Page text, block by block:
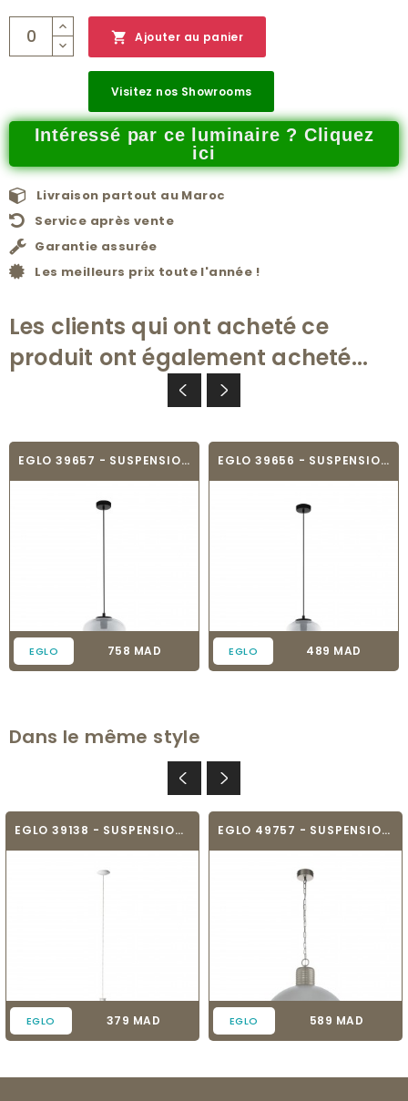
 Ajouter au panier
Visitez nos Showrooms
Intéressé par ce luminaire ? Cliquez
ici
Livraison partout au Maroc
Service après vente
Garantie assurée
Les meilleurs prix toute l'année !
Les clients qui ont acheté ce
produit ont également acheté...
EGLO 39657 - SUSPENSION - PRIORAT
EGLO Prix
758 MAD
EGLO 39656 - SUSPENSION - PRIORAT
EGLO Prix
489 MAD
Dans le même style
EGLO 39138 - SUSPENSION - PASCOA
EGLO Prix
379 MAD
EGLO 49757 - SUSPENSION - COLDRIDGE
EGLO Prix
589 MAD